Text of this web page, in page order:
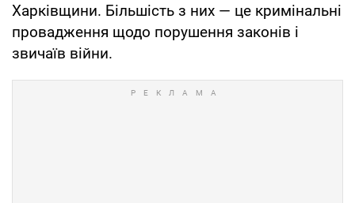
Харківщини. Більшість з них — це кримінальні
провадження щодо порушення законів і
звичаїв війни.